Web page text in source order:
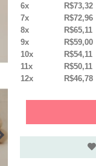
6x
R$73,32
7x
R$72,96
8x
R$65,11
9x
R$59,00
10x
R$54,11
11x
R$50,11
12x
R$46,78